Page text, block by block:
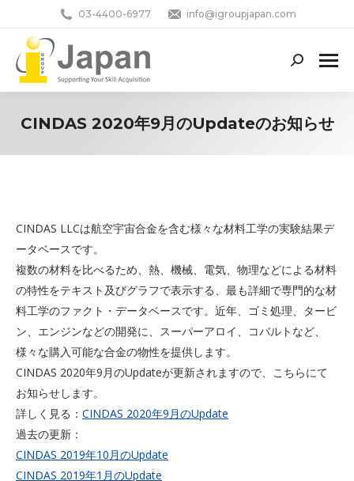
03-4400-6977 info@igroupjapan.com
Search:
CINDAS 2020年9月のUpdateのお知らせ
CINDAS LLCは航空宇宙合金を含む様々な材料工学の実験結果デ
ータベースです。
複数の材料を比べるため、熱、機械、電気、物理などによる材料
の特性をテキスト及びグラフで表示する、最も詳細で専門的な材
料工学のファクト・データベースです。近年、ゴミ処理、タービ
ン、エンジンなどの開発に、スーパーアロイ、コバルトなど、
様々な購入可能な合金の物性を提供します。
CINDAS 2020年9月のUpdateが更新されますので、こちらにて
お知らせします。
詳しく見る： CINDAS 2020年9月のUpdate
過去の更新：
CINDAS 2019年10月のUpdate
CINDAS 2019年1月のUpdate